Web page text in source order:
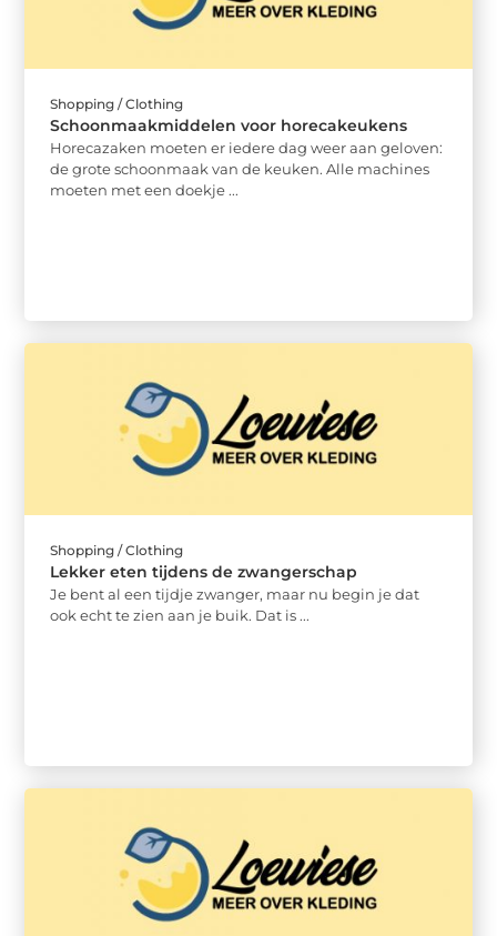
Shopping / Clothing
Schoonmaakmiddelen voor horecakeukens
Horecazaken moeten er iedere dag weer aan geloven:
de grote schoonmaak van de keuken. Alle machines
moeten met een doekje ...
Shopping / Clothing
Lekker eten tijdens de zwangerschap
Je bent al een tijdje zwanger, maar nu begin je dat
ook echt te zien aan je buik. Dat is ...